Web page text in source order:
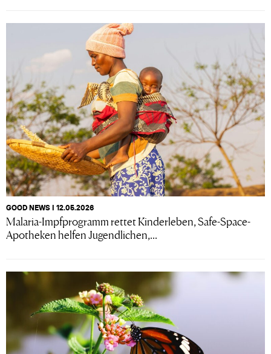
GOOD NEWS I 12.05.2026
Malaria-Impfprogramm rettet Kinderleben, Safe-Space-
Apotheken helfen Jugendlichen,...